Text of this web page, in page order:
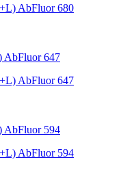
AbFluor 647
AbFluor 594